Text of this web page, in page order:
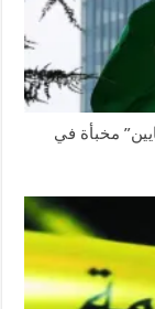
“الكوكايين” مخبأة في